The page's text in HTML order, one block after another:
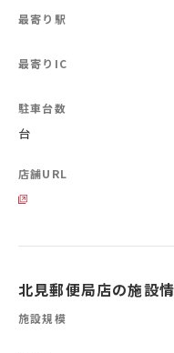
最寄り駅
最寄りIC
駐車台数
台
店舗URL
北見郵便局店の施設
施設規模